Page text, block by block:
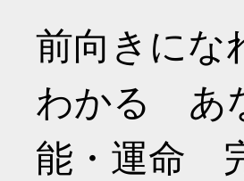
前向きにな
わかる あ
能・運命